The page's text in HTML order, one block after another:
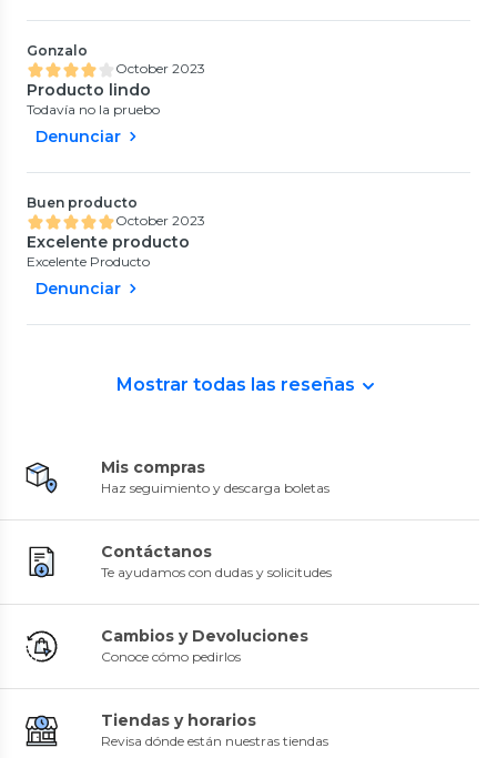
Gonzalo
October 2023
Producto lindo
Todavía no la pruebo
Denunciar
Buen producto
October 2023
Excelente producto
Excelente Producto
Denunciar
Mostrar todas las reseñas
Mis compras
Haz seguimiento y descarga boletas
Contáctanos
Te ayudamos con dudas y solicitudes
Cambios y Devoluciones
Conoce cómo pedirlos
Tiendas y horarios
Revisa dónde están nuestras tiendas